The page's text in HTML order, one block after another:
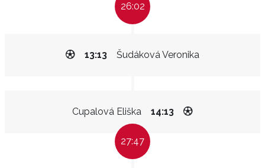
26:02
Šudáková Veronika
13:13
Cupalová Eliška 14:13
27:47